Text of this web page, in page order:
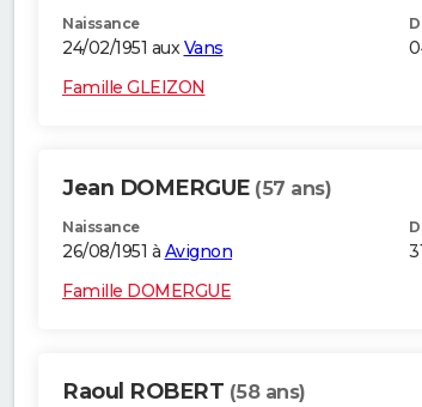
Naissance
24/02/1951 auxVans
Famille GLEIZON
Jean DOMERGUE (57 ans)
Naissance
26/08/1951 à Avignon
Famille DOMERGUE
Raoul ROBERT (58 ans)